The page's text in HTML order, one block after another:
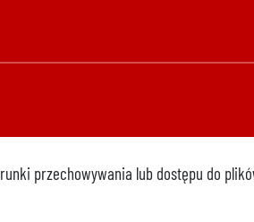
przechowywania lub dostępu do